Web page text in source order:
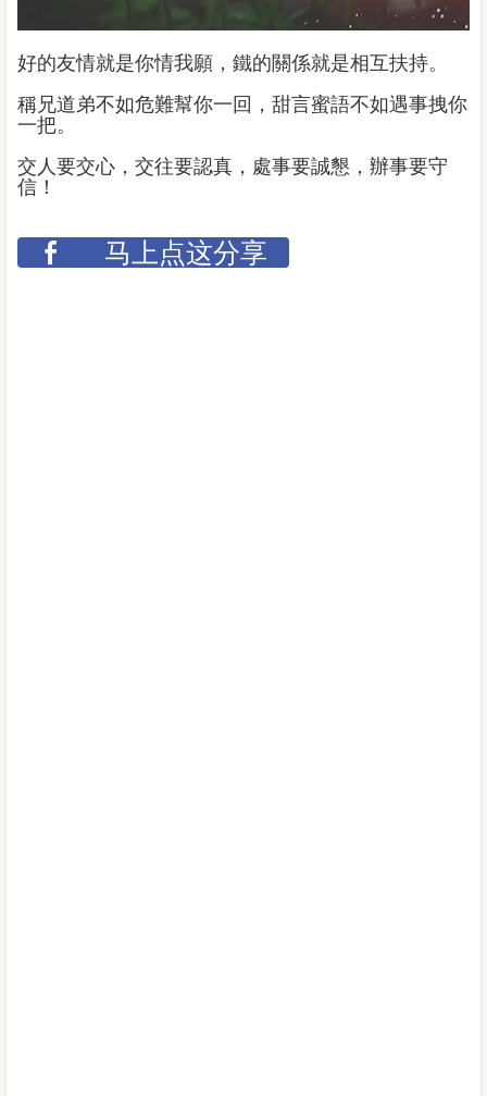
好的友情就是你情我願，鐵的關係就是相互扶持。
稱兄道弟不如危難幫你一回，甜言蜜語不如遇事拽你
一把。
交人要交心，交往要認真，處事要誠懇，辦事要守
信！
马上点这分享